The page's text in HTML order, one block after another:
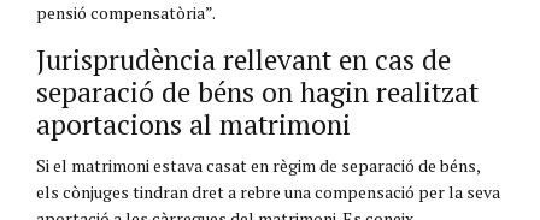
pensió compensatòria”.
Jurisprudència rellevant en cas de
separació de béns on hagin realitzat
aportacions al matrimoni
Si el matrimoni estava casat en règim de separació de béns,
els cònjuges tindran dret a rebre una compensació per la seva